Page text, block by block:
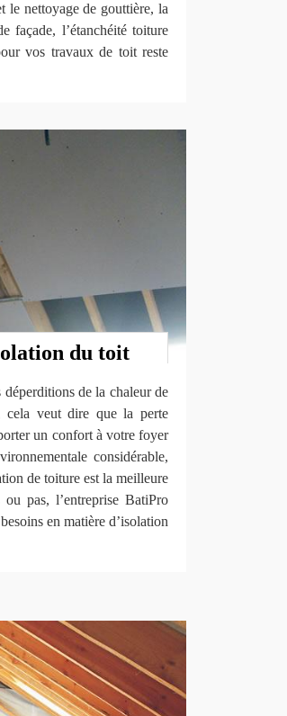
le nettoyage de gouttière, la
façade, l’étanchéité toiture
vos travaux de toit reste
du toit
de la chaleur de
cela veut dire que la perte
un confort à votre foyer
considérable,
de toiture est la meilleure
pas, l’entreprise BatiPro
en matière d’isolation